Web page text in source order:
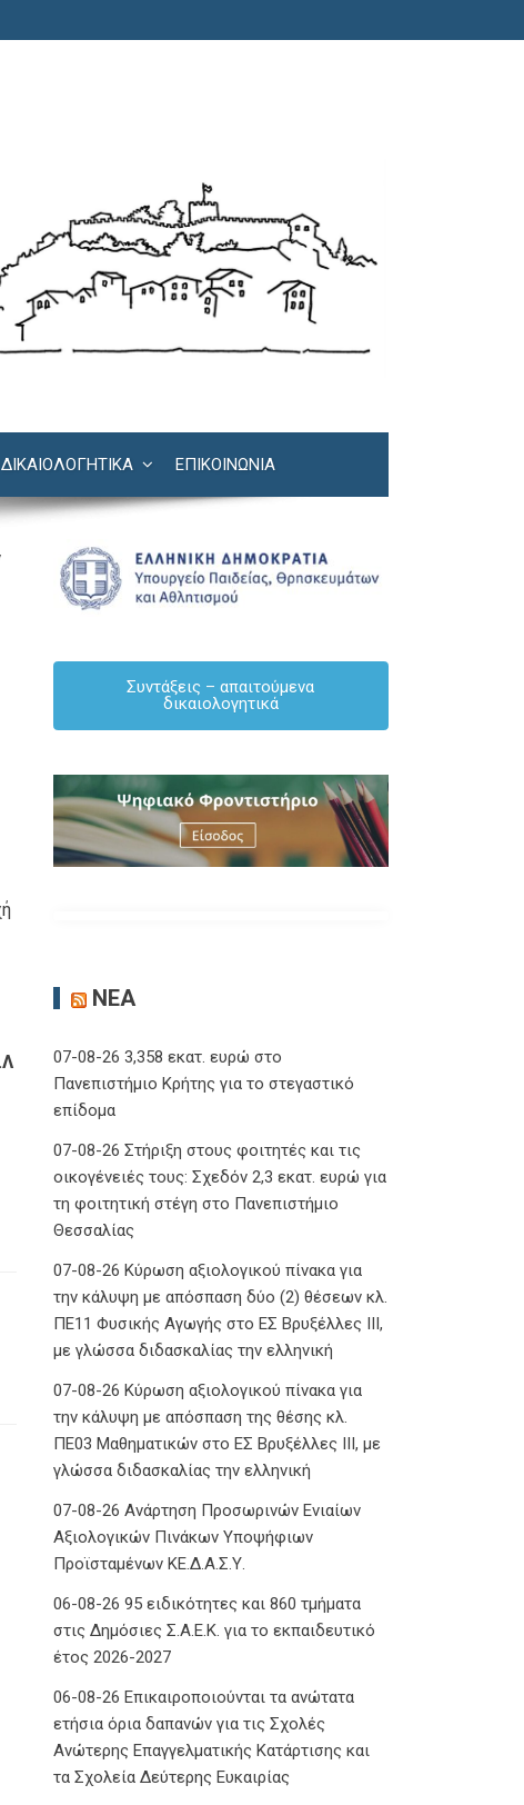
ΔΙΚΑΙΟΛΟΓΗΤΙΚΆ ΕΠΙΚΟΙΝΩΝΊΑ
Συντάξεις – απαιτούμενα
δικαιολογητικά
ΝΈΑ
07-08-26 3,358 εκατ. ευρώ στο
Πανεπιστήμιο Κρήτης για το στεγαστικό
επίδομα
07-08-26 Στήριξη στους φοιτητές και τις
οικογένειές τους: Σχεδόν 2,3 εκατ. ευρώ για
τη φοιτητική στέγη στο Πανεπιστήμιο
Θεσσαλίας
07-08-26 Κύρωση αξιολογικού πίνακα για
την κάλυψη με απόσπαση δύο (2) θέσεων κλ.
ΠΕ11 Φυσικής Αγωγής στο ΕΣ Βρυξέλλες ΙΙΙ,
με γλώσσα διδασκαλίας την ελληνική
07-08-26 Κύρωση αξιολογικού πίνακα για
την κάλυψη με απόσπαση της θέσης κλ.
ΠΕ03 Μαθηματικών στο ΕΣ Βρυξέλλες ΙΙΙ, με
γλώσσα διδασκαλίας την ελληνική
07-08-26 Ανάρτηση Προσωρινών Ενιαίων
Αξιολογικών Πινάκων Υποψήφιων
Προϊσταμένων ΚΕ.Δ.Α.Σ.Υ.
06-08-26 95 ειδικότητες και 860 τμήματα
στις Δημόσιες Σ.Α.Ε.Κ. για το εκπαιδευτικό
έτος 2026-2027
06-08-26 Επικαιροποιούνται τα ανώτατα
ετήσια όρια δαπανών για τις Σχολές
Ανώτερης Επαγγελματικής Κατάρτισης και
τα Σχολεία Δεύτερης Ευκαιρίας